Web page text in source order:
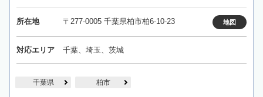
所在地 〒277-0005 千葉県柏市柏6-10-23 地図
対応エリア 千葉、埼玉、茨城
千葉県 柏市